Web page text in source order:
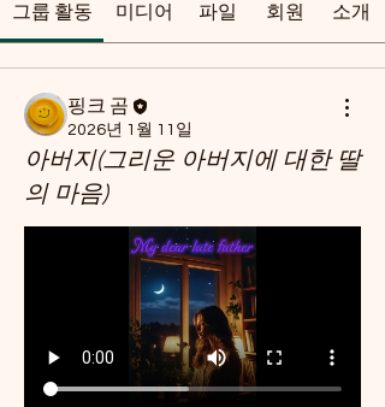
그룹 활동 미디어 파일 회원 소개
핑크 곰
2026년 1월 11일
아버지(그리운 아버지에 대한 딸
의 마음)